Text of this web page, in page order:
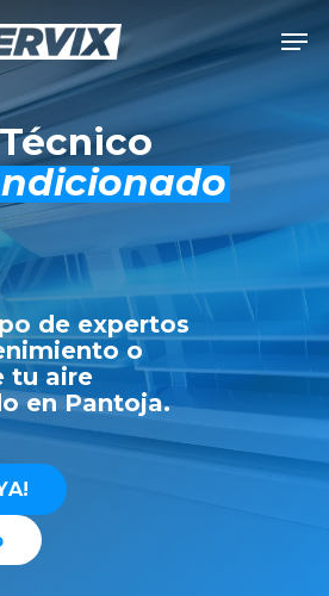
de expertos
o
tu aire
en Pantoja.
A!